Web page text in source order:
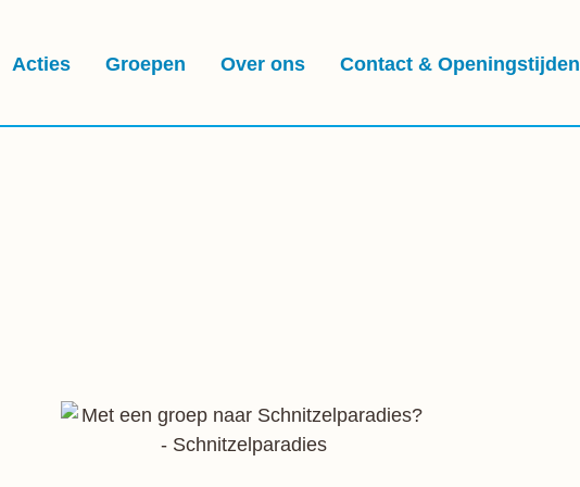
Acties Groepen Over ons Contact & Openingstijden